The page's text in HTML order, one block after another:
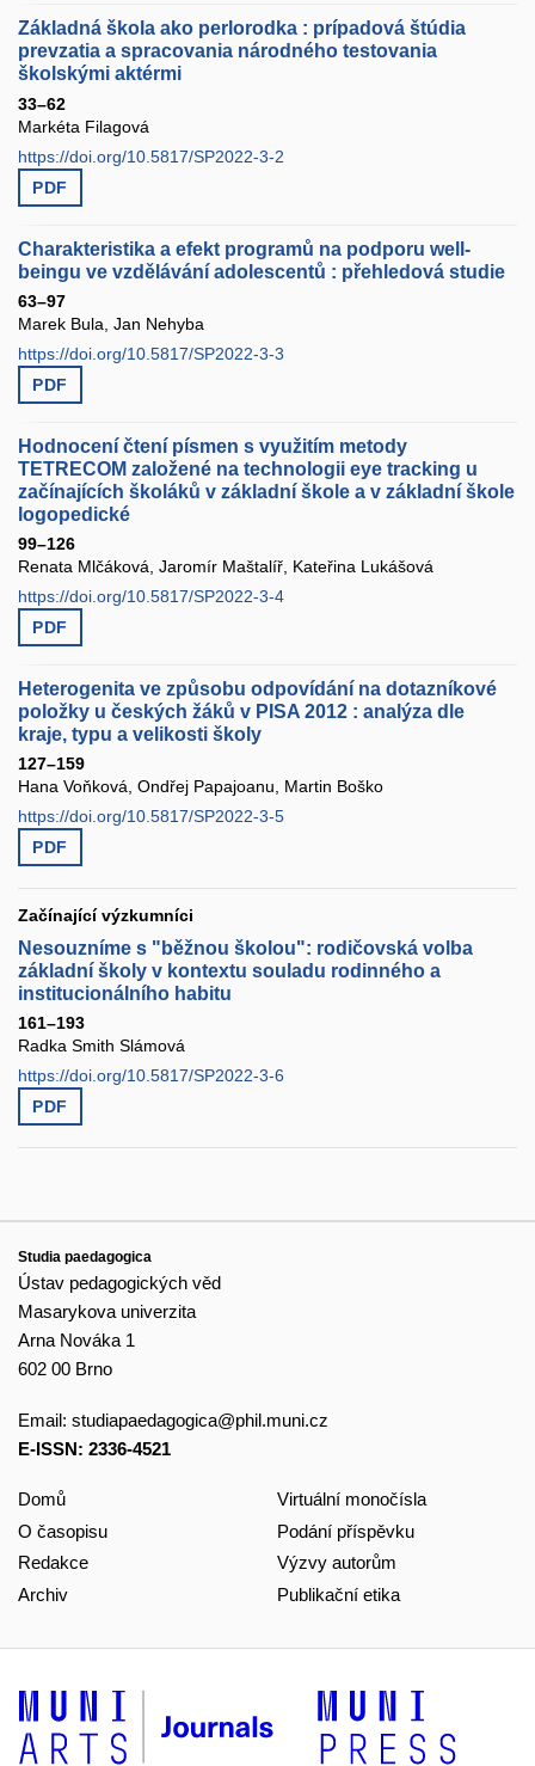
Základná škola ako perlorodka : prípadová štúdia
prevzatia a spracovania národného testovania
školskými aktérmi
33–62
Markéta Filagová
https://doi.org/10.5817/SP2022-3-2
PDF
Charakteristika a efekt programů na podporu well-
beingu ve vzdělávání adolescentů : přehledová studie
63–97
Marek Bula, Jan Nehyba
https://doi.org/10.5817/SP2022-3-3
PDF
Hodnocení čtení písmen s využitím metody
TETRECOM založené na technologii eye tracking u
začínajících školáků v základní škole a v základní škole
logopedické
99–126
Renata Mlčáková, Jaromír Maštalíř, Kateřina Lukášová
https://doi.org/10.5817/SP2022-3-4
PDF
Heterogenita ve způsobu odpovídání na dotazníkové
položky u českých žáků v PISA 2012 : analýza dle
kraje, typu a velikosti školy
127–159
Hana Voňková, Ondřej Papajoanu, Martin Boško
https://doi.org/10.5817/SP2022-3-5
PDF
Začínající výzkumníci
Nesouzníme s "běžnou školou": rodičovská volba
základní školy v kontextu souladu rodinného a
institucionálního habitu
161–193
Radka Smith Slámová
https://doi.org/10.5817/SP2022-3-6
PDF
Studia paedagogica
Ústav pedagogických věd
Masarykova univerzita
Arna Nováka 1
602 00 Brno
Email: studiapaedagogica@phil.muni.cz
E-ISSN: 2336-4521
Domů
O časopisu
Redakce
Archiv
Virtuální monočísla
Podání příspěvku
Výzvy autorům
Publikační etika